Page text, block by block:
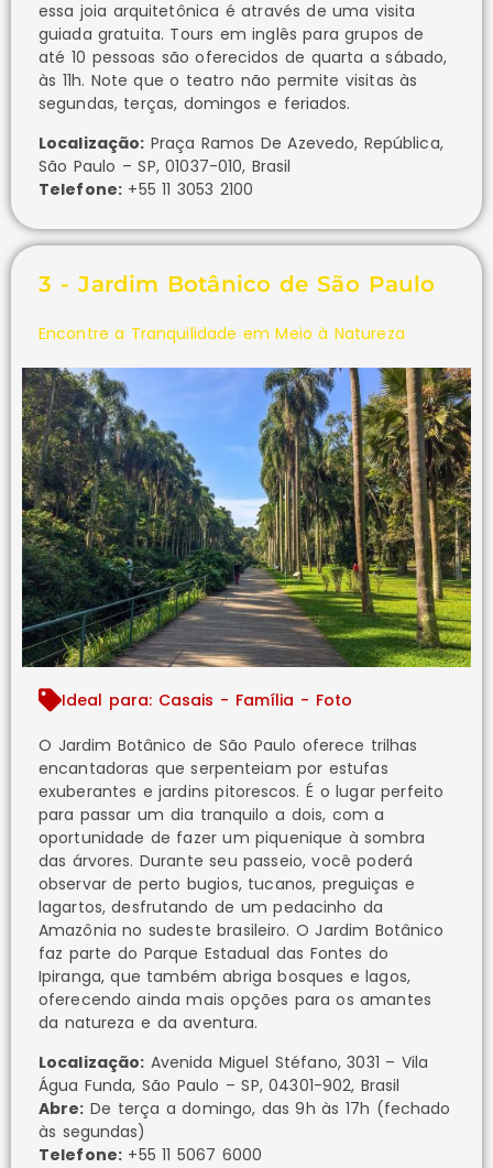
essa joia arquitetônica é através de uma visita
guiada gratuita. Tours em inglês para grupos de
até 10 pessoas são oferecidos de quarta a sábado,
às 11h. Note que o teatro não permite visitas às
segundas, terças, domingos e feriados.
Localização: Praça Ramos De Azevedo, República,
São Paulo – SP, 01037-010, Brasil
Telefone:+55 11 3053 2100
3 - Jardim Botânico de São Paulo
Encontre a Tranquilidade em Meio à Natureza
Ideal para: Casais - Família - Foto
O Jardim Botânico de São Paulo oferece trilhas
encantadoras que serpenteiam por estufas
exuberantes e jardins pitorescos. É o lugar perfeito
para passar um dia tranquilo a dois, com a
oportunidade de fazer um piquenique à sombra
das árvores. Durante seu passeio, você poderá
observar de perto bugios, tucanos, preguiças e
lagartos, desfrutando de um pedacinho da
Amazônia no sudeste brasileiro. O Jardim Botânico
faz parte do Parque Estadual das Fontes do
Ipiranga, que também abriga bosques e lagos,
oferecendo ainda mais opções para os amantes
da natureza e da aventura.
Localização: Avenida Miguel Stéfano, 3031 – Vila
Água Funda, São Paulo – SP, 04301-902, Brasil
Abre: De terça a domingo, das 9h às 17h (fechado
às segundas)
Telefone:+55 11 5067 6000